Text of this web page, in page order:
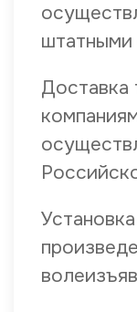
штатными
Доставка